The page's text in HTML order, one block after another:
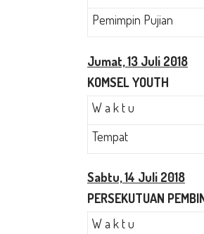
Pemimpin Pujian
Jumat, 13 Juli 2018
KOMSEL YOUTH
W a k t u
Tempat
Sabtu, 14 Juli 2018
PERSEKUTUAN
W a k t u